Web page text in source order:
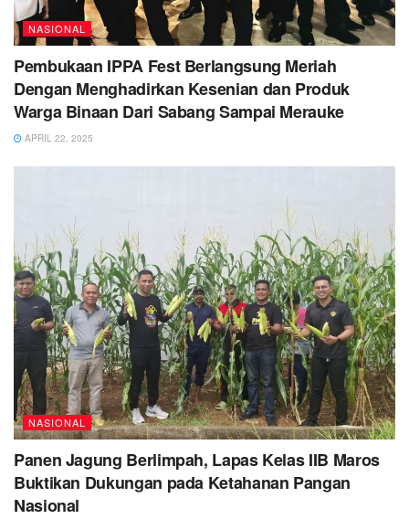
NASIONAL
Pembukaan IPPA Fest Berlangsung Meriah
Dengan Menghadirkan Kesenian dan Produk
Warga Binaan Dari Sabang Sampai Merauke
APRIL 22, 2025
NASIONAL
Panen Jagung Berlimpah, Lapas Kelas IIB Maros
Buktikan Dukungan pada Ketahanan Pangan
Nasional